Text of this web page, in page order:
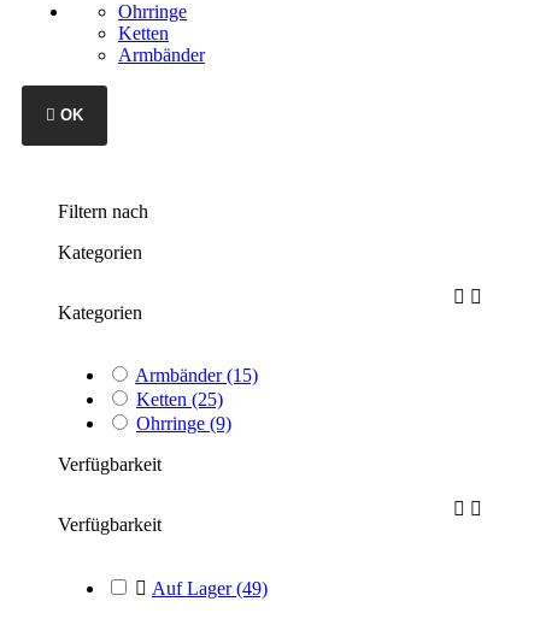
Ohrringe
Ketten
Armbänder
 OK
Filtern nach
Kategorien
Kategorien
 
Armbänder(15)
Ketten (25)
Ohrringe (9)
Verfügbarkeit
Verfügbarkeit
 
 Auf Lager(49)